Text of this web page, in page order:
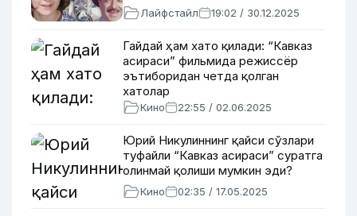
Лайфстайл 19:02 / 30.12.2025
Гайдай ҳам хато қилади: “Кавказ
асираси” фильмида режиссёр
эътиборидан четда қолган
хатолар
Кино 22:55 / 02.06.2025
Юрий Никулиннинг қайси сўзлари
туфайли “Кавказ асираси” суратга
олинмай қолиши мумкин эди?
Кино 02:35 / 17.05.2025